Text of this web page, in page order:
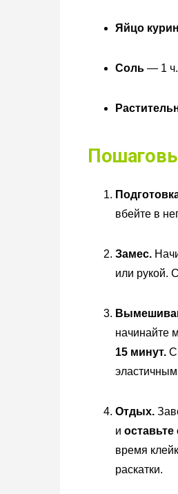
Яйцо
Соль — 1
вбейте в
Замес.
или рукой.
начинайте
15 минут.
Отдых.
и
время
раскатки.